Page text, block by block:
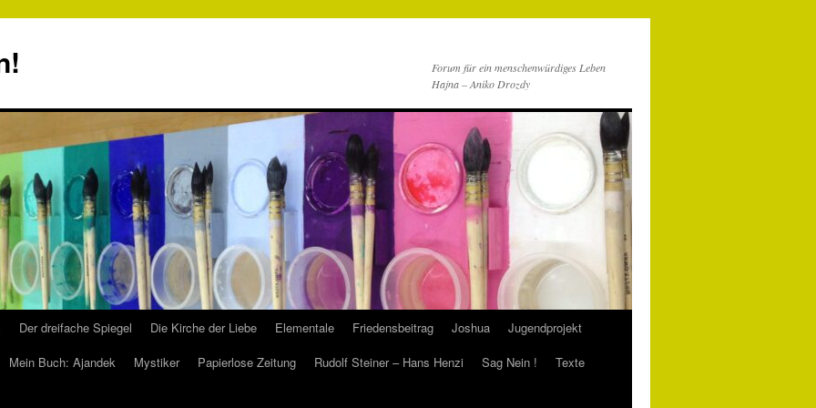
Forum für ein menschenwürdiges Leben
Hajna – Aniko Drozdy
Der dreifache Spiegel Die Kirche der Liebe Elementale Friedensbeitrag Joshua
Jugendprojekt
Mein Buch: Ajandek Mystiker Papierlose Zeitung Rudolf Steiner – Hans Henzi Sag Nein !
Texte